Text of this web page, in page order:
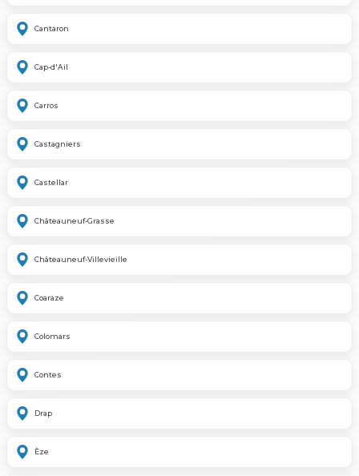
Cantaron
Cap-d'Ail
Carros
Castagniers
Castellar
Châteauneuf-Grasse
Châteauneuf-Villevieille
Coaraze
Colomars
Contes
Drap
Èze